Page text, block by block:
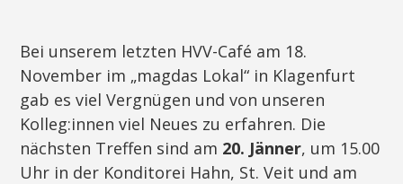
Bei unserem letzten HVV-Café am 18.
November im „magdas Lokal“ in Klagenfurt
gab es viel Vergnügen und von unseren
Kolleg:innen viel Neues zu erfahren. Die
nächsten Treffen sind am 20. Jänner, um 15.00
Uhr in der Konditorei Hahn, St. Veit und am